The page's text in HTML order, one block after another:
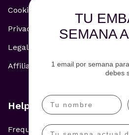
Cookie Policy
Privacy Policy
Legal Notice
Affiliate and Advertising Policy
Help
Frequently Asked Questions
TU
SEMANA
1 email por semana
debes